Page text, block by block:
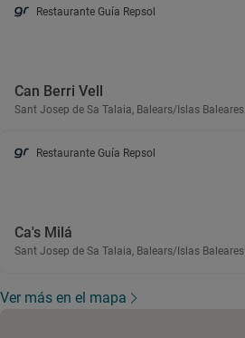
Restaurante Guía Repsol
Can Berri Vell
Sant Josep de Sa Talaia, Balears/Islas Baleares
Restaurante Guía Repsol
Ca's Milá
Sant Josep de Sa Talaia, Balears/Islas Baleares
Ver más en el mapa